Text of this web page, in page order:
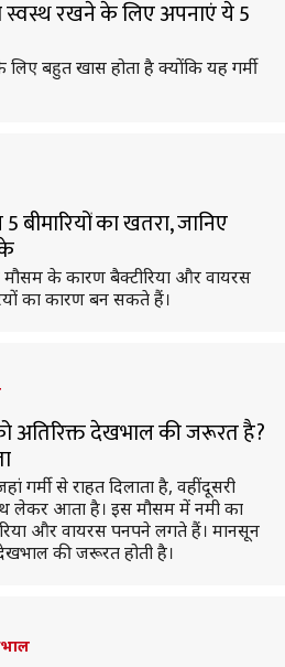
रखने के लिए अपनाएं ये 5
बहुत खास होता है क्योंकि यह गर्मी
बीमारियों का खतरा, जानिए
के कारण बैक्टीरिया और वायरस
का कारण बन सकते हैं।
अतिरिक्त देखभाल की जरूरत है?
से राहत दिलाता है, वहीं दूसरी
लेकर आता है। इस मौसम में नमी का
और वायरस पनपने लगते हैं। मानसून
की जरूरत होती है।